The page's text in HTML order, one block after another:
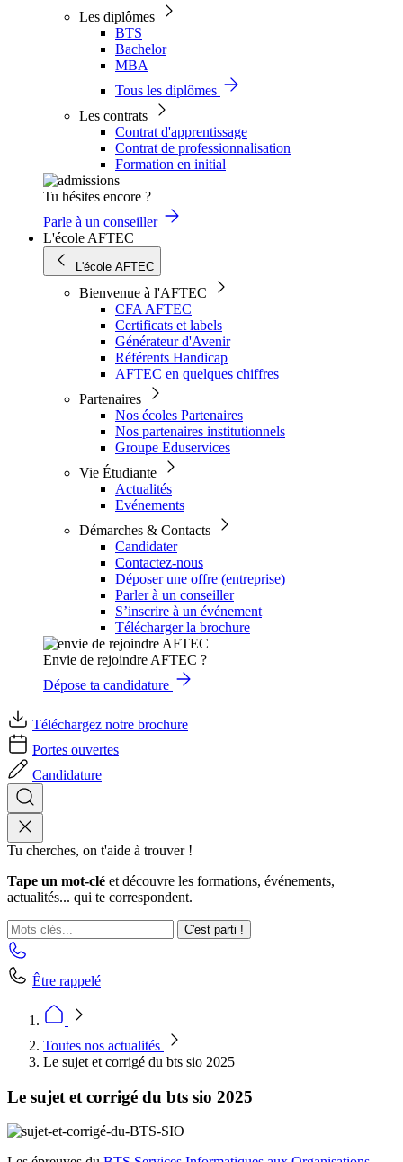
Les diplômes
BTS
Bachelor
MBA
Tous les diplômes
Les contrats
Contrat d'apprentissage
Contrat de professionnalisation
Formation en initial
Tu hésites encore ?
Parle à un conseiller
L'école AFTEC
L'école AFTEC
Bienvenue à l'AFTEC
CFA AFTEC
Certificats et labels
Générateur d'Avenir
Référents Handicap
AFTEC en quelques chiffres
Partenaires
Nos écoles Partenaires
Nos partenaires institutionnels
Groupe Eduservices
Vie Étudiante
Actualités
Evénements
Démarches & Contacts
Candidater
Contactez-nous
Déposer une offre (entreprise)
Parler à un conseiller
S’inscrire à un événement
Télécharger la brochure
Envie de rejoindre AFTEC ?
Dépose ta candidature
Téléchargez notre brochure
Portes ouvertes
Candidature
Tu cherches, on t'aide à trouver !
Tape un mot-clé et découvre les formations, événements,
actualités... qui te correspondent.
C'est parti !
Être rappelé
Toutes nos actualités
Le sujet et corrigé du bts sio 2025
Le sujet et corrigé du bts sio 2025